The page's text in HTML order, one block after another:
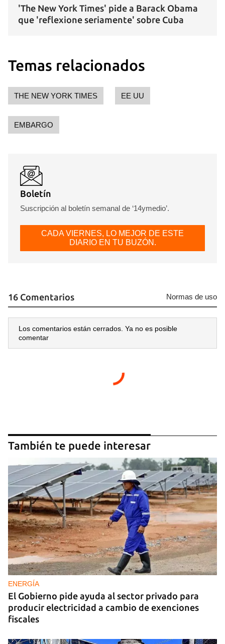
'The New York Times' pide a Barack Obama
que 'reflexione seriamente' sobre Cuba
Temas relacionados
THE NEW YORK TIMES EE UU
EMBARGO
Boletín
Suscripción al boletín semanal de ‘14ymedio’.
CADA VIERNES, LO MEJOR DE ESTE
DIARIO EN TU BUZÓN.
16 Comentarios Normas de uso
Los comentarios están cerrados. Ya no es posible
comentar
También te puede interesar
ENERGÍA
El Gobierno pide ayuda al sector privado para
producir electricidad a cambio de exenciones
fiscales